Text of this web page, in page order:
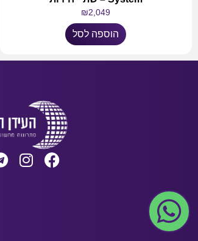
₪2,049
הוספה לסל